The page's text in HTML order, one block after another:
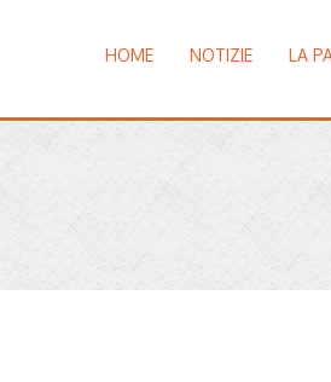
HOME NOTIZIE LA